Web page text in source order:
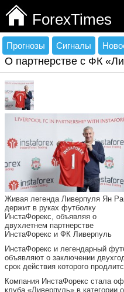
ForexTimes
Прогнозы Сигналы
О партнерстве с ФК
Живая легенда Ливерпуля Ян
держит в руках футболку
ИнстаФорекс, объявляя о
двухлетнем партнерстве
ИнстаФорекс и ФК Ливерпуль
ИнстаФорекс и легендарный
объявляют о заключении
срок действия которого
Компания ИнстаФорекс стала
клуба «Ливерпуль» в категории